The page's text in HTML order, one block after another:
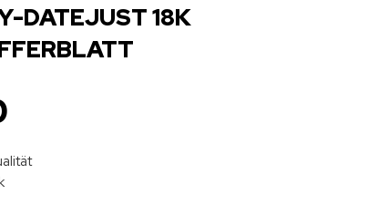
DATEJUST 18K